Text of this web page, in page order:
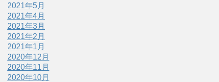
2021年5月
2021年4月
2021年3月
2021年2月
2021年1月
2020年12月
2020年11月
2020年10月